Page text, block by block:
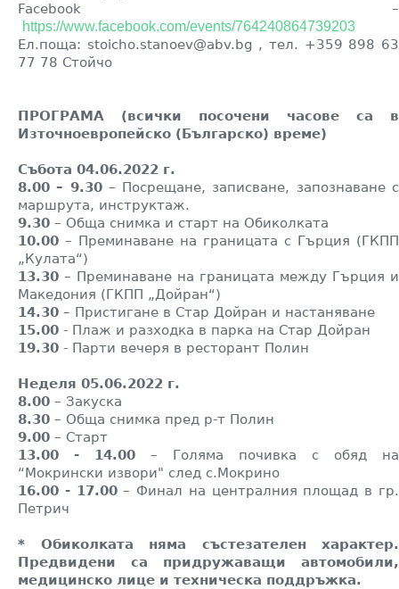
Facebook –
https://www.facebook.com/events/764240864739203
Ел.поща: stoicho.stanoev@abv.bg , тел. +359 898 63
77 78 Стойчо
ПРОГРАМА (всички посочени часове са в
Източноевропейско (Българско) време)
Събота 04.06.2022 г.
8.00 – 9.30 – Посрещане, записване, запознаване с
маршрута, инструктаж.
9.30 – Обща снимка и старт на Обиколката
10.00 – Преминаване на границата с Гърция (ГКПП
„Кулата“)
13.30 – Преминаване на границата между Гърция и
Македония (ГКПП „Дойран“)
14.30 – Пристигане в Стар Дойран и настаняване
15.00 - Плаж и разходка в парка на Стар Дойран
19.30 - Парти вечеря в ресторант Полин
Неделя 05.06.2022 г.
8.00 – Закуска
8.30 – Обща снимка пред р-т Полин
9.00 – Старт
13.00 - 14.00
– Голяма почивка с обяд на
“Мокрински извори" след с.Мокрино
16.00 - 17.00 – Финал на централния площад в гр.
Петрич
* Обиколката няма състезателен характер.
Предвидени са придружаващи автомобили,
медицинско лице и техническа поддръжка.